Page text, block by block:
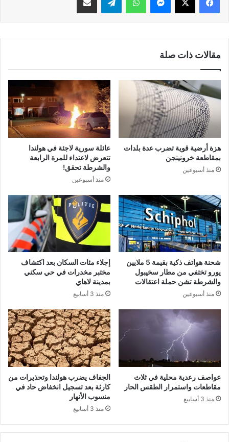
مقالات ذات صلة
هزة أرضية قوية تضرب عدة بلدات
بمقاطعة خرونينجن
منذ أسبوعين
عائلة سورية لاجئة في هولندا
تتعرض لاعتداء للمرة الرابعة
والشرطة تحقق!
منذ أسبوعين
شحنة هواتف ذكية بقيمة 5 ملايين
يورو تختفي من مطار سخيبول
والشرطة تشن حملة اعتقالات
منذ أسبوعين
إجلاء مئات السكان بعد اكتشاف
مختبر مخدرات في حي سكني
بمدينة لاهاي
منذ 3 أسابيع
عواصف رعدية محلية في ثلاث
مقاطعات واستمرار الطقس الحار
منذ 3 أسابيع
الجفاف يضرب هولندا وتحذيرات من
كارثة بعد تسجيل انخفاض حاد في
منسوب الأنهار
منذ 3 أسابيع